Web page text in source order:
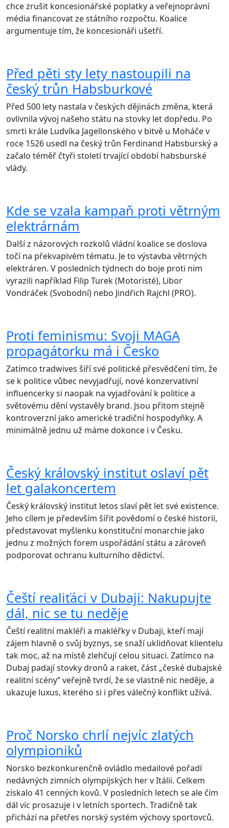
chce zrušit koncesionářské poplatky a veřejnoprávní
média financovat ze státního rozpočtu. Koalice
argumentuje tím, že koncesionáři ušetří.
Před pěti sty lety nastoupili na
český trůn Habsburkové
Před 500 lety nastala v českých dějinách změna, která
ovlivnila vývoj našeho státu na stovky let dopředu. Po
smrti krále Ludvíka Jagellonského v bitvě u Moháče v
roce 1526 usedl na český trůn Ferdinand Habsburský a
začalo téměř čtyři století trvající období habsburské
vlády.
Kde se vzala kampaň proti větrným
elektrárnám
Další z názorových rozkolů vládní koalice se doslova
točí na překvapivém tématu. Je to výstavba větrných
elektráren. V posledních týdnech do boje proti nim
vyrazili například Filip Turek (Motoristé), Libor
Vondráček (Svobodní) nebo Jindřich Rajchl (PRO).
Proti feminismu: Svoji MAGA
propagátorku má i Česko
Zatímco tradwives šíří své politické přesvědčení tím, že
se k politice vůbec nevyjadřují, nové konzervativní
influencerky si naopak na vyjadřování k politice a
světovému dění vystavěly brand. Jsou přitom stejně
kontroverzní jako americké tradiční hospodyňky. A
minimálně jednu už máme dokonce i v Česku.
Český královský institut oslaví pět
let galakoncertem
Český královský institut letos slaví pět let své existence.
Jeho cílem je především šířit povědomí o české historii,
představovat myšlenku konstituční monarchie jako
jednu z možných forem uspořádání státu a zároveň
podporovat ochranu kulturního dědictví.
Čeští realiťáci v Dubaji: Nakupujte
dál, nic se tu neděje
Čeští realitní makléři a makléřky v Dubaji, kteří mají
zájem hlavně o svůj byznys, se snaží uklidňovat klientelu
tak moc, až na místě zlehčují celou situaci. Zatímco na
Dubaj padají stovky dronů a raket, část „české dubajské
realitní scény“ veřejně tvrdí, že se vlastně nic neděje, a
ukazuje luxus, kterého si i přes válečný konflikt užívá.
Proč Norsko chrlí nejvíc zlatých
olympioniků
Norsko bezkonkurenčně ovládlo medailové pořadí
nedávných zimních olympijských her v Itálii. Celkem
získalo 41 cenných kovů. V posledních letech se ale čím
dál víc prosazuje i v letních sportech. Tradičně tak
přichází na přetřes norský systém výchovy sportovců.